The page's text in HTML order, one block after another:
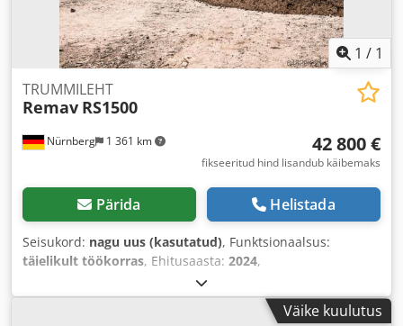
1 / 1
Nürnberg 1 361 km
TRUMMILEHT
Remav RS1500
42 800 €
fikseeritud hind lisandub käibemaks
Pärida Helistada
Seisukord: nagu uus (kasutatud), Funktsionaalsus:
täielikult töökorras, Ehitusaasta: 2024,
Väike kuulutus